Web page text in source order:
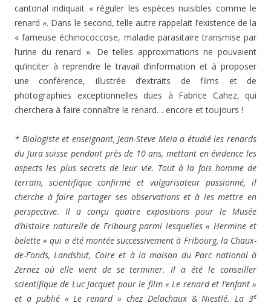
cantonal indiquait « réguler les espèces nuisibles comme le
renard ». Dans le second, telle autre rappelait l’existence de la
« fameuse échinococcose, maladie parasitaire transmise par
l’urine du renard ». De telles approximations ne pouvaient
qu’inciter à reprendre le travail d’information et à proposer
une conférence, illustrée d’extraits de films et de
photographies exceptionnelles dues à Fabrice Cahez, qui
cherchera à faire connaître le renard… encore et toujours !
* Biologiste et enseignant, Jean-Steve Meia a étudié les renards
du Jura suisse pendant près de 10 ans, mettant en évidence les
aspects les plus secrets de leur vie. Tout à la fois homme de
terrain, scientifique confirmé et vulgarisateur passionné, il
cherche à faire partager ses observations et à les mettre en
perspective. Il a conçu quatre expositions pour le Musée
d’histoire naturelle de Fribourg parmi lesquelles « Hermine et
belette » qui a été montée successivement à Fribourg, la Chaux-
de-Fonds, Landshut, Coire et à la maison du Parc national à
Zernez où elle vient de se terminer. Il a été le conseiller
scientifique de Luc Jacquet pour le film « Le renard et l’enfant »
et a publié « Le renard » chez Delachaux & Niestlé. La 3e